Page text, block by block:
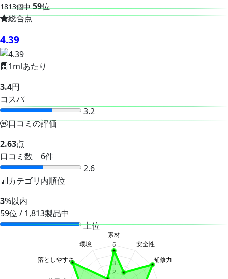
1813個中 59位
総合点
4.39
1mlあたり
3.4円
コスパ
3.2
口コミの評価
2.63点
口コミ数 6件
2.6
カテゴリ内順位
3%以内
59位 / 1,813製品中
上位